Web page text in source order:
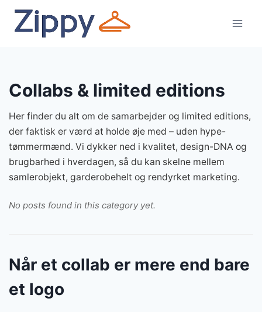
indhold
Collabs & limited editions
Her finder du alt om de samarbejder og limited editions,
der faktisk er værd at holde øje med – uden hype-
tømmermænd. Vi dykker ned i kvalitet, design-DNA og
brugbarhed i hverdagen, så du kan skelne mellem
samlerobjekt, garderobehelt og rendyrket marketing.
No posts found in this category yet.
Når et collab er mere end bare
et logo